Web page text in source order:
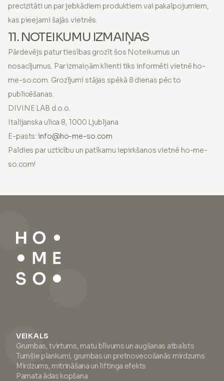
precizitāti un par jebkādiem produktiem vai pakalpojumiem,
kas pieejami šajās vietnēs.
11. NOTEIKUMU IZMAIŅAS
Pārdevējs patur tiesības grozīt šos Noteikumus un
nosacījumus. Par izmaiņām klienti tiks informēti vietnē ho-
me-so.com. Grozījumi stājas spēkā 8 dienas pēc to
publicēšanas.
DIVINE LAB d.o.o.
Italijanska ulica 8, 1000 Ljubljana
E-pasts:info@ho-me-so.com
Paldies par uzticību un patīkamu iepirkšanos vietnē ho-me-
so.com!
VEIKALS
Grumbas, tvirtums, matu blīvums un augšanas atbalsts
Tumšie plankumi, grumbas un pretnovecošanās mirdzums
Mirdzums, mitrināšana un liftinga efekts
Pamata ādas kopšana